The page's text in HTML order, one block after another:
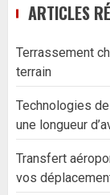
ARTICLES
Terrassement
terrain
Technologies
une longueur
Transfert
vos